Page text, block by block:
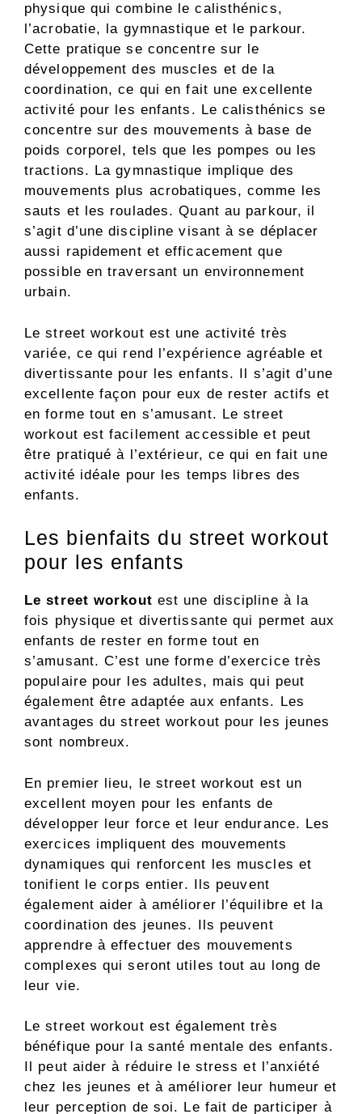
physique qui combine le calisthénics,
l’acrobatie, la gymnastique et le parkour.
Cette pratique se concentre sur le
développement des muscles et de la
coordination, ce qui en fait une excellente
activité pour les enfants. Le calisthénics se
concentre sur des mouvements à base de
poids corporel, tels que les pompes ou les
tractions. La gymnastique implique des
mouvements plus acrobatiques, comme les
sauts et les roulades. Quant au parkour, il
s’agit d’une discipline visant à se déplacer
aussi rapidement et efficacement que
possible en traversant un environnement
urbain.
Le street workout est une activité très
variée, ce qui rend l’expérience agréable et
divertissante pour les enfants. Il s’agit d’une
excellente façon pour eux de rester actifs et
en forme tout en s’amusant. Le street
workout est facilement accessible et peut
être pratiqué à l’extérieur, ce qui en fait une
activité idéale pour les temps libres des
enfants.
Les bienfaits du street workout
pour les enfants
Le street workout est une discipline à la
fois physique et divertissante qui permet aux
enfants de rester en forme tout en
s’amusant. C’est une forme d’exercice très
populaire pour les adultes, mais qui peut
également être adaptée aux enfants. Les
avantages du street workout pour les jeunes
sont nombreux.
En premier lieu, le street workout est un
excellent moyen pour les enfants de
développer leur force et leur endurance. Les
exercices impliquent des mouvements
dynamiques qui renforcent les muscles et
tonifient le corps entier. Ils peuvent
également aider à améliorer l’équilibre et la
coordination des jeunes. Ils peuvent
apprendre à effectuer des mouvements
complexes qui seront utiles tout au long de
leur vie.
Le street workout est également très
bénéfique pour la santé mentale des enfants.
Il peut aider à réduire le stress et l’anxiété
chez les jeunes et à améliorer leur humeur et
leur perception de soi. Le fait de participer à